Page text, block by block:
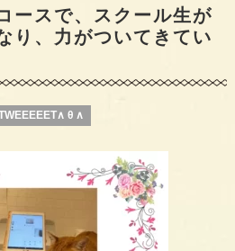
ースで、スクール生が
り、力がついてきてい
θ ∧